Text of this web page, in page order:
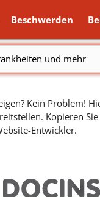
Beschwerden
und mehr
Kein Problem!
Kopieren
Entwickler.